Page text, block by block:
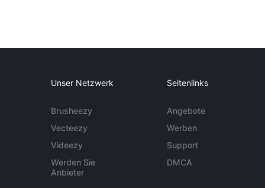
Unser Netzwerk
Brusheezy
Vecteezy
Videezy
Werden Sie
Anbieter
Seitenlinks
Angebote
Werben
Support
DMCA